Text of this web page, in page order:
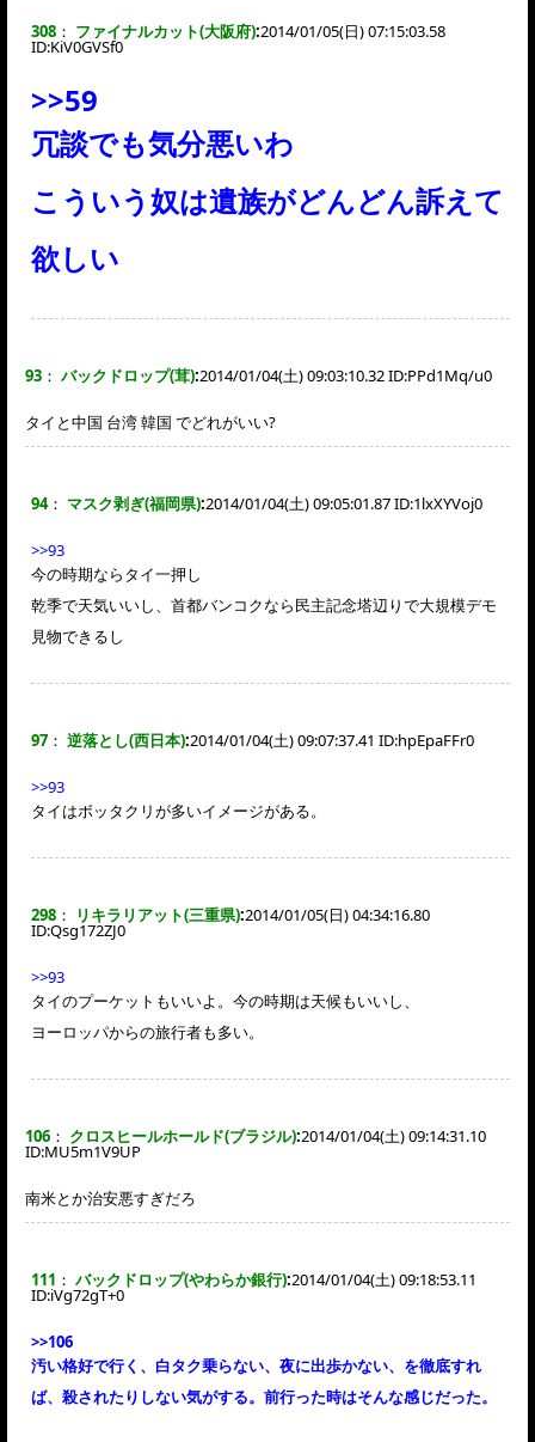
308 ： ファイナルカット(大阪府):2014/01/05(日) 07:15:03.58
ID:KiV0GVSf0
>>59
冗談でも気分悪いわ
こういう奴は遺族がどんどん訴えて
欲しい
93 ： バックドロップ(茸):2014/01/04(土) 09:03:10.32 ID:PPd1Mq/u0
タイと中国 台湾 韓国 でどれがいい?
94： マスク剥ぎ(福岡県):2014/01/04(土) 09:05:01.87 ID:1lxXYVoj0
>>93
今の時期ならタイ一押し
乾季で天気いいし、首都バンコクなら民主記念塔辺りで大規模デモ
見物できるし
97 ： 逆落とし(西日本):2014/01/04(土) 09:07:37.41 ID:hpEpaFFr0
>>93
タイはボッタクリが多いイメージがある。
298 ： リキラリアット(三重県):2014/01/05(日) 04:34:16.80
ID:Qsg172ZJ0
>>93
タイのプーケットもいいよ。今の時期は天候もいいし、
ヨーロッパからの旅行者も多い。
106 ： クロスヒールホールド(ブラジル):2014/01/04(土) 09:14:31.10
ID:MU5m1V9UP
南米とか治安悪すぎだろ
111 ： バックドロップ(やわらか銀行):2014/01/04(土) 09:18:53.11
ID:iVg72gT+0
>>106
汚い格好で行く、白タク乗らない、夜に出歩かない、を徹底すれ
ば、殺されたりしない気がする。前行った時はそんな感じだった。